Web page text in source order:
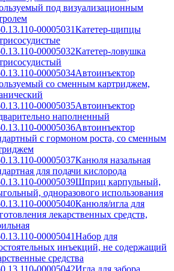
под визуализационным
00005031Катетер-щипцы
00005032Катетер-ловушка
00005034Автоинъектор
со сменным картриджем,
00005035Автоинъектор
наполненный
00005036Автоинъектор
с гормоном роста, со сменным
00005037Канюля назальная
для подачи кислорода
00005039Шприц карпульный,
одноразового использования
00005040Канюля/игла для
лекарственных средств,
00005041Набор для
инъекций, не содержащий
средства
00005042Игла для забора